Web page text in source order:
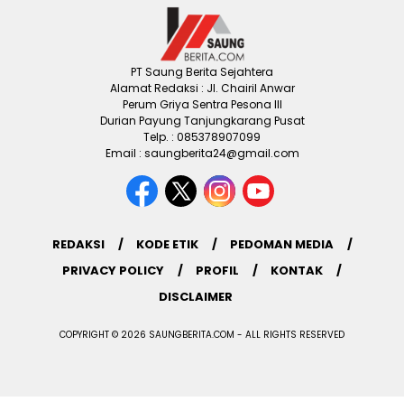
PT Saung Berita Sejahtera
Alamat Redaksi : Jl. Chairil Anwar
Perum Griya Sentra Pesona III
Durian Payung Tanjungkarang Pusat
Telp. : 085378907099
Email : saungberita24@gmail.com
REDAKSI KODE ETIK
PEDOMAN MEDIA
PRIVACY POLICY
PROFIL
KONTAK
DISCLAIMER
COPYRIGHT © 2026 SAUNGBERITA.COM - ALL RIGHTS RESERVED